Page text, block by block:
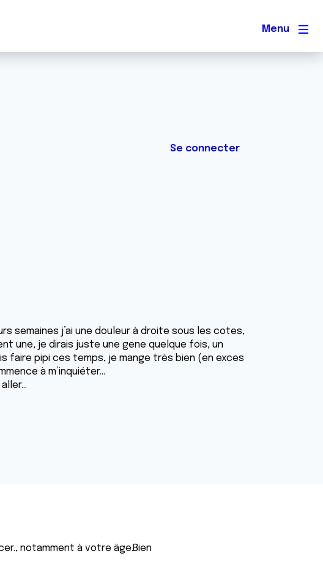
Menu
Se connecter
semaines j’ai une douleur à droite sous les cotes,
une, je dirais juste une gene quelque fois, un
faire pipi ces temps, je mange très bien (en exces
à m’inquiéter...
notamment à votre âge.Bien